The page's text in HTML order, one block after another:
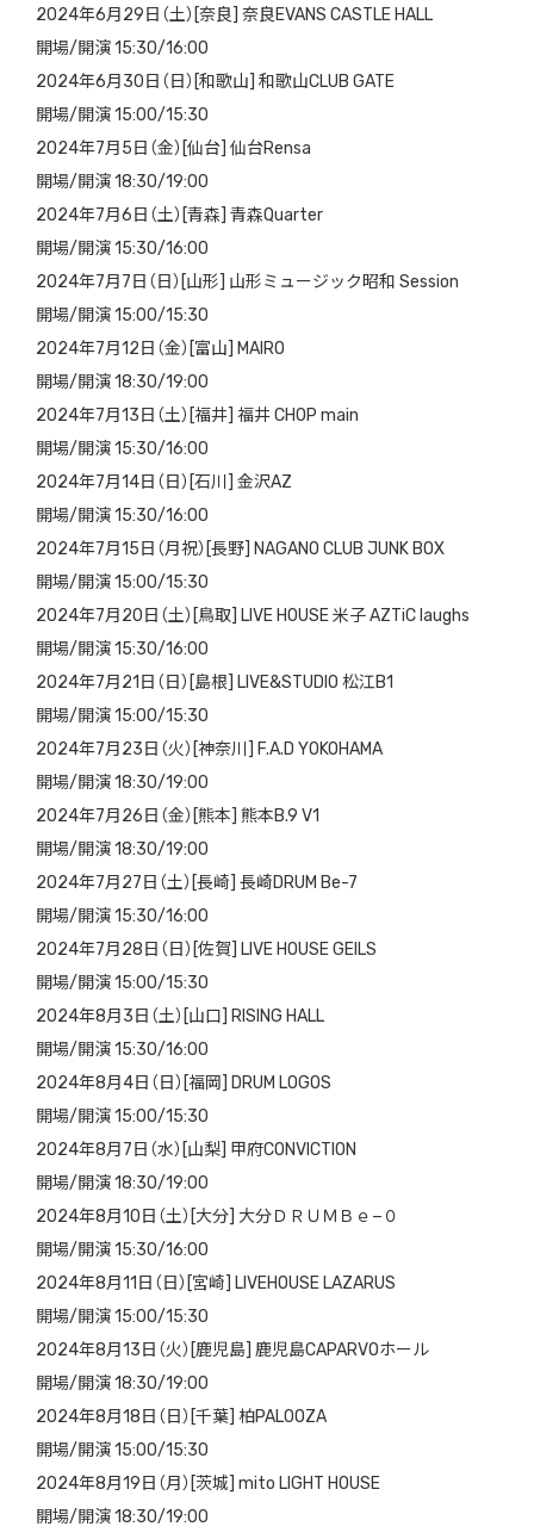
2024年6月29日（土）[奈良] 奈良EVANS CASTLE HALL
開場/開演 15:30/16:00
2024年6月30日（日）[和歌山] 和歌山CLUB GATE
開場/開演 15:00/15:30
2024年7月5日（金）[仙台] 仙台Rensa
開場/開演 18:30/19:00
2024年7月6日（土）[青森] 青森Quarter
開場/開演 15:30/16:00
2024年7月7日（日）[山形] 山形ミュージック昭和 Session
開場/開演 15:00/15:30
2024年7月12日（金）[富山] MAIRO
開場/開演 18:30/19:00
2024年7月13日（土）[福井] 福井 CHOP main
開場/開演 15:30/16:00
2024年7月14日（日）[石川] 金沢AZ
開場/開演 15:30/16:00
2024年7月15日（月祝）[長野] NAGANO CLUB JUNK BOX
開場/開演 15:00/15:30
2024年7月20日（土）[鳥取] LIVE HOUSE 米子 AZTiC laughs
開場/開演 15:30/16:00
2024年7月21日（日）[島根] LIVE&STUDIO 松江B1
開場/開演 15:00/15:30
2024年7月23日（火）[神奈川] F.A.D YOKOHAMA
開場/開演 18:30/19:00
2024年7月26日（金）[熊本] 熊本B.9 V1
開場/開演 18:30/19:00
2024年7月27日（土）[長崎] 長崎DRUM Be-7
開場/開演 15:30/16:00
2024年7月28日（日）[佐賀] LIVE HOUSE GEILS
開場/開演 15:00/15:30
2024年8月3日（土）[山口] RISING HALL
開場/開演 15:30/16:00
2024年8月4日（日）[福岡] DRUM LOGOS
開場/開演 15:00/15:30
2024年8月7日（水）[山梨] 甲府CONVICTION
開場/開演 18:30/19:00
2024年8月10日（土）[大分] 大分ＤＲＵＭＢｅ−０
開場/開演 15:30/16:00
2024年8月11日（日）[宮崎] LIVEHOUSE LAZARUS
開場/開演 15:00/15:30
2024年8月13日（火）[鹿児島] 鹿児島CAPARVOホール
開場/開演 18:30/19:00
2024年8月18日（日）[千葉] 柏PALOOZA
開場/開演 15:00/15:30
2024年8月19日（月）[茨城] mito LIGHT HOUSE
開場/開演 18:30/19:00